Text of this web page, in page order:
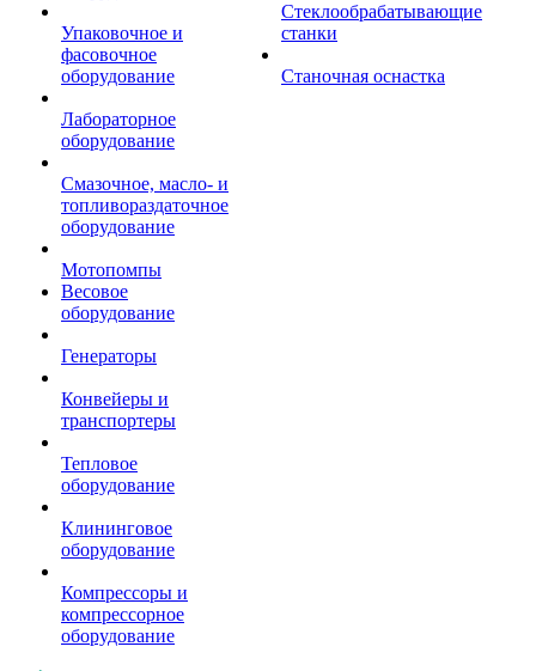
Упаковочное и
фасовочное
оборудование
Лабораторное
оборудование
Смазочное, масло- и
топливораздаточное
оборудование
Мотопомпы
Весовое
оборудование
Генераторы
Конвейеры и
транспортеры
Тепловое
оборудование
Клининговое
оборудование
Компрессоры и
компрессорное
оборудование
Стеклообрабатывающие
станки
Станочная оснастка